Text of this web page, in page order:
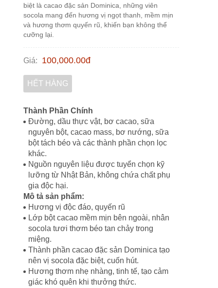
biệt là cacao đặc sản Dominica, những viên
socola mang đến hương vị ngọt thanh, mềm mịn
và hương thơm quyến rũ, khiến bạn không thể
cưỡng lại.
Giá: 100,000.00đ
HẾT HÀNG
Thành Phần Chính
Đường, dầu thực vật, bơ cacao, sữa
nguyên bột, cacao mass, bơ nướng, sữa
bột tách béo và các thành phần chọn lọc
khác.
Nguồn nguyên liệu được tuyển chọn kỹ
lưỡng từ Nhật Bản, không chứa chất phụ
gia độc hại.
Mô tả sản phẩm:
Hương vị độc đáo, quyến rũ
Lớp bột cacao mềm mịn bên ngoài, nhân
socola tươi thơm béo tan chảy trong
miệng.
Thành phần cacao đặc sản Dominica tạo
nên vị socola đặc biệt, cuốn hút.
Hương thơm nhẹ nhàng, tinh tế, tạo cảm
giác khó quên khi thưởng thức.